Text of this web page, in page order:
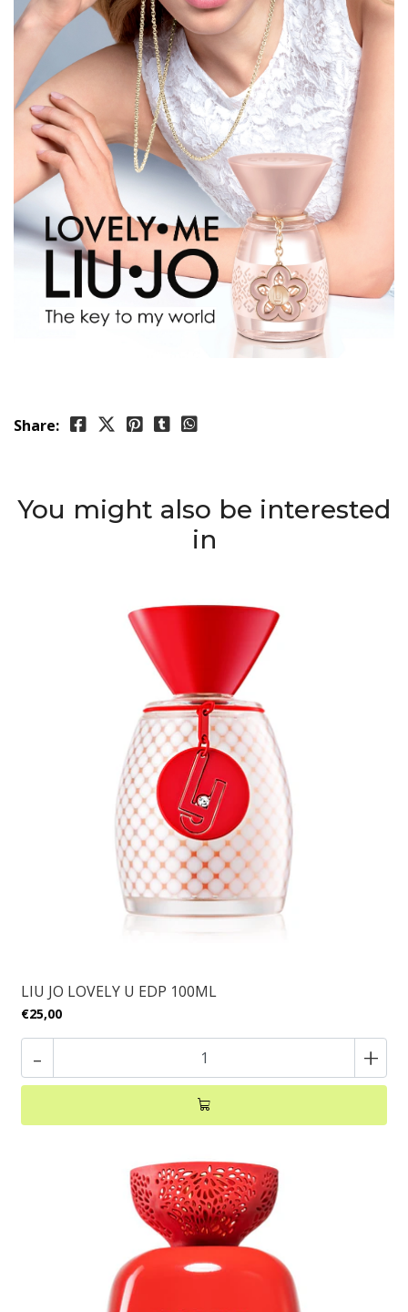
Share:
You might also be interested
in
LIU JO LOVELY U EDP 100ML
€25,00
- +